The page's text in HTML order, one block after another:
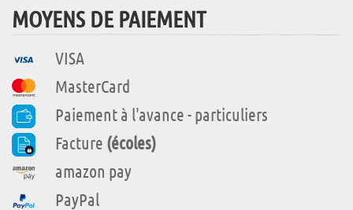
MOYENS DE PAIEMENT
VISA
MasterCard
Paiement à l'avance - particuliers
Facture (écoles)
amazon pay
PayPal